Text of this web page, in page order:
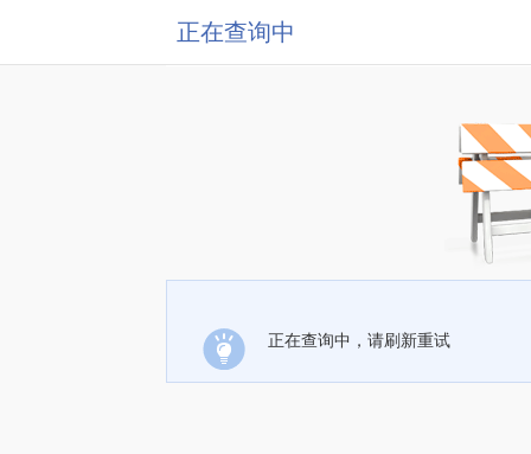
正在查询中
正在查询中，请刷新重试